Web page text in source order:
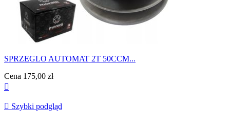
SPRZEGLO AUTOMAT 2T 50CCM...
Cena 175,00 zł

 Szybki podgląd